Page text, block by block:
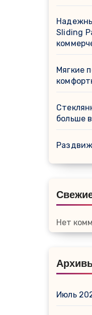
Sliding
Мягкие
больше
Нет
Июль